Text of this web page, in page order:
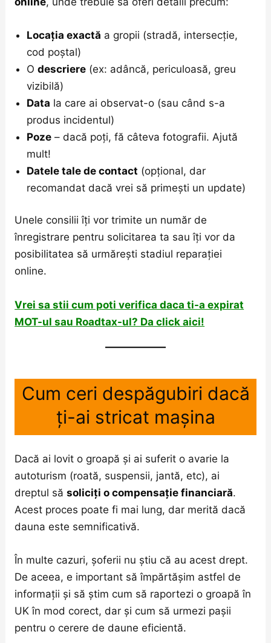
Locația exactă a gropii (stradă, intersecție,
cod poștal)
Odescriere (ex: adâncă, periculoasă, greu
vizibilă)
Data la care ai observat-o (sau când s-a
produs incidentul)
Poze – dacă poți, fă câteva fotografii. Ajută
mult!
Datele tale de contact (opțional, dar
recomandat dacă vrei să primești un update)
Unele consilii îți vor trimite un număr de
înregistrare pentru solicitarea ta sau îți vor da
posibilitatea să urmărești stadiul reparației
online.
Vrei sa stii cum poti verifica daca ti-a expirat
MOT-ul sau Roadtax-ul? Da click aici!
Cum ceri despăgubiri dacă
ți-ai stricat mașina
Dacă ai lovit o groapă și ai suferit o avarie la
autoturism (roată, suspensii, jantă, etc), ai
dreptul săsoliciți o compensație financiară.
Acest proces poate fi mai lung, dar merită dacă
dauna este semnificativă.
În multe cazuri, șoferii nu știu că au acest drept.
De aceea, e important să împărtășim astfel de
informații și să știm cum să raportezi o groapă în
UK în mod corect, dar și cum să urmezi pașii
pentru o cerere de daune eficientă.